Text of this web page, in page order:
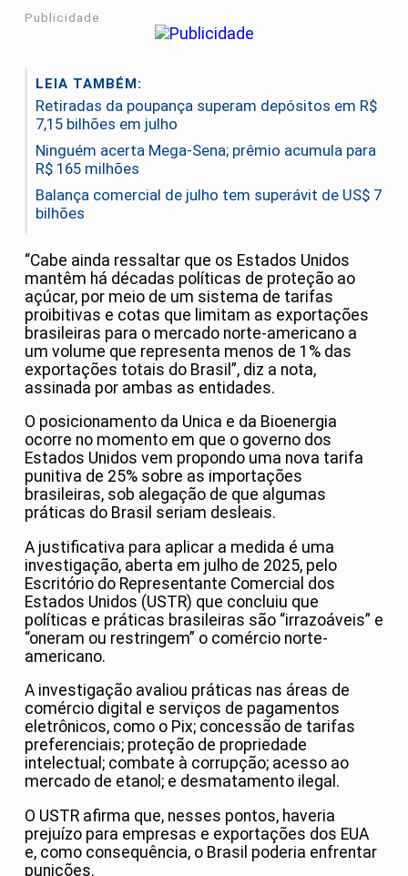
Publicidade
LEIA TAMBÉM:
Retiradas da poupança superam depósitos em R$
7,15 bilhões em julho
Ninguém acerta Mega-Sena; prêmio acumula para
R$ 165 milhões
Balança comercial de julho tem superávit de US$ 7
bilhões
“Cabe ainda ressaltar que os Estados Unidos
mantêm há décadas políticas de proteção ao
açúcar, por meio de um sistema de tarifas
proibitivas e cotas que limitam as exportações
brasileiras para o mercado norte-americano a
um volume que representa menos de 1% das
exportações totais do Brasil”, diz a nota,
assinada por ambas as entidades.
O posicionamento da Unica e da Bioenergia
ocorre no momento em que o governo dos
Estados Unidos vem propondo uma nova tarifa
punitiva de 25% sobre as importações
brasileiras, sob alegação de que algumas
práticas do Brasil seriam desleais.
A justificativa para aplicar a medida é uma
investigação, aberta em julho de 2025, pelo
Escritório do Representante Comercial dos
Estados Unidos (USTR) que concluiu que
políticas e práticas brasileiras são “irrazoáveis” e
“oneram ou restringem” o comércio norte-
americano.
A investigação avaliou práticas nas áreas de
comércio digital e serviços de pagamentos
eletrônicos, como o Pix; concessão de tarifas
preferenciais; proteção de propriedade
intelectual; combate à corrupção; acesso ao
mercado de etanol; e desmatamento ilegal.
O USTR afirma que, nesses pontos, haveria
prejuízo para empresas e exportações dos EUA
e, como consequência, o Brasil poderia enfrentar
punições.